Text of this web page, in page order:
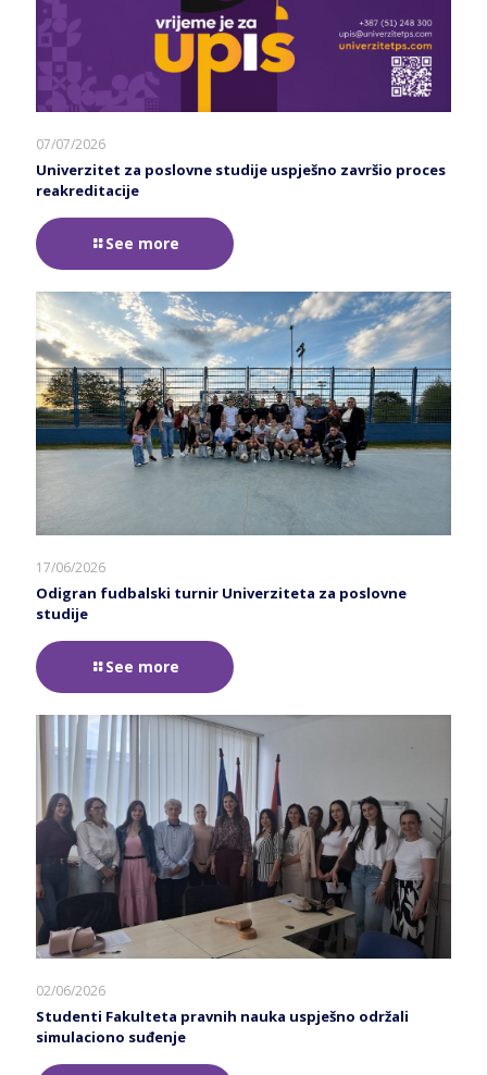
07/07/2026
Univerzitet za poslovne studije uspješno završio proces
reakreditacije
See more
17/06/2026
Odigran fudbalski turnir Univerziteta za poslovne
studije
See more
02/06/2026
Studenti Fakulteta pravnih nauka uspješno održali
simulaciono suđenje